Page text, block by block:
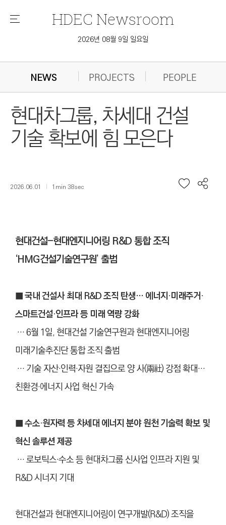
메
HDEC Newsroom
2026년 08월 9일 일요일
NEWS PROJECTS PEOPLE
현대차그룹, 차세대 건설
기술 확보에 힘 모은다
2026.06.01 1min 38sec
현대건설-현대엔지니어링 R&D 통합 조직
‘HMG건설기술연구원’ 출범
■ 국내 건설사 최대 R&D 조직 탄생… 에너지·미래주거·
스마트건설·인프라 등 미래 역량 강화
… 6월 1일, 현대건설 기술연구원과 현대엔지니어링
미래기술추진단 통합 조직 출범
… 기술 자산·인력·자원 결집으로 양 사(兩社) 강점 확대…
친환경·에너지 사업 혁신 가속
■ 수소·원자력 등 차세대 에너지 분야 원천 기술력 확보 및
혁신 솔루션 제공
… 로보틱스·수소 등 현대차그룹 신사업 인프라 지원 및
R&D 시너지 기대
현대건설과 현대엔지니어링이 연구개발(R&D) 조직을